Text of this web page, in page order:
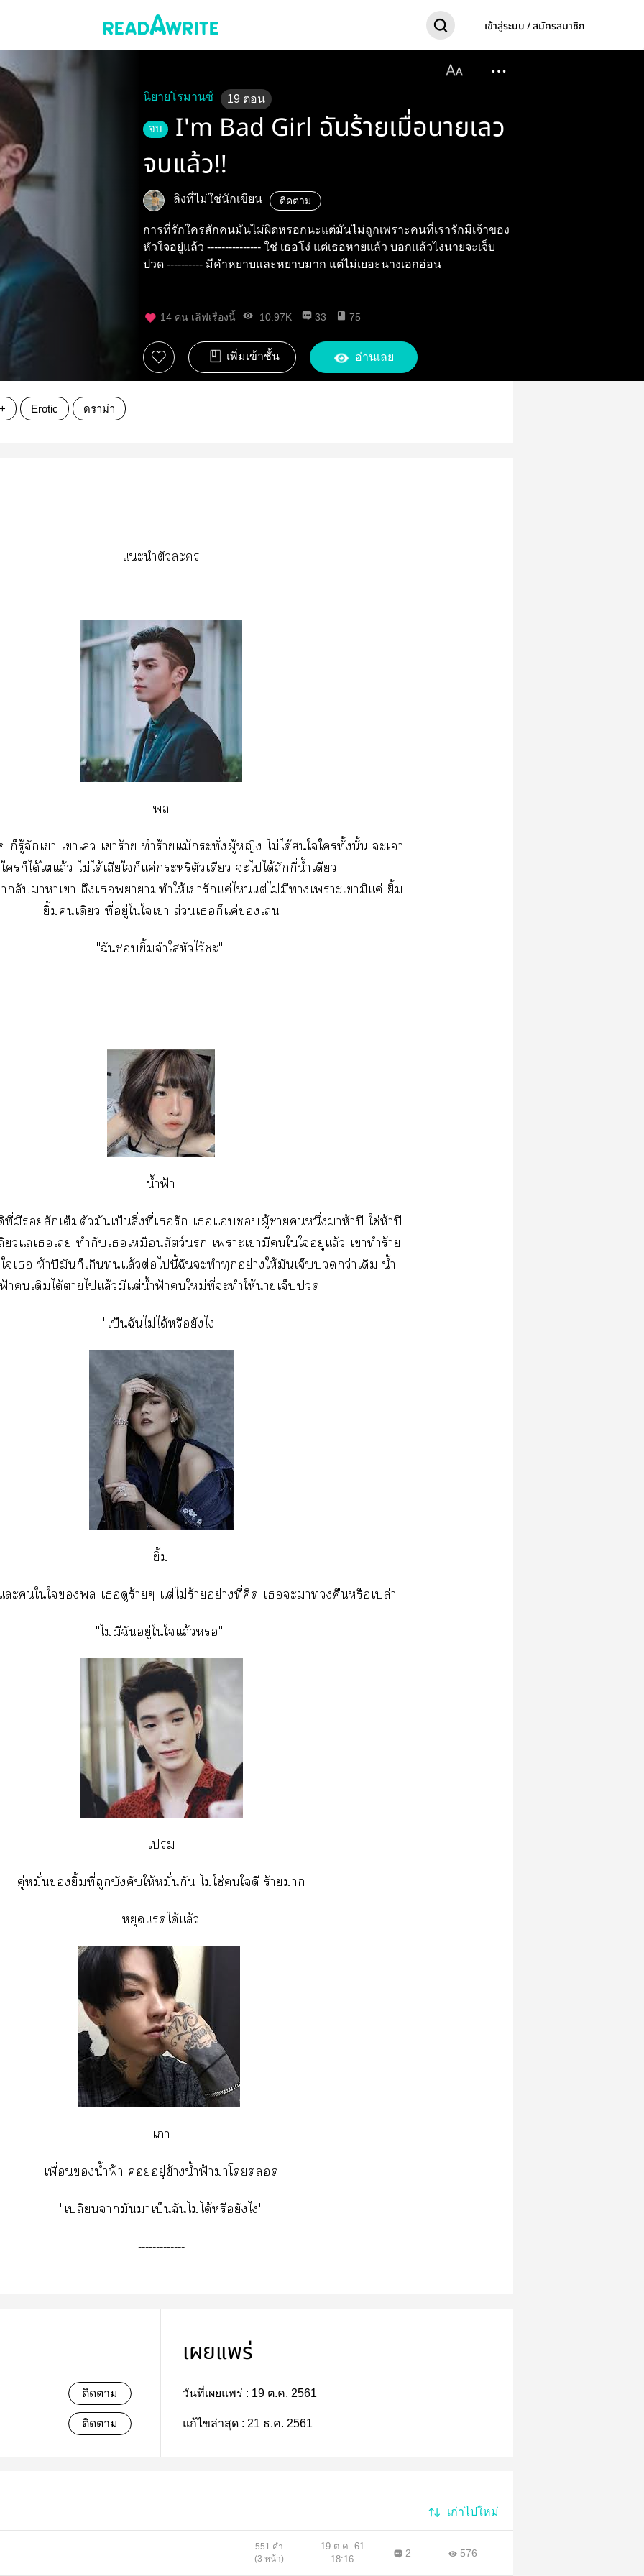
เข้าสู่ระบบ / สมัครสมาชิก
นิยายโรมานซ์ 19 ตอน
จบ
I'm Bad Girl ฉันร้ายเมื่อนายเลว
จบแล้ว!!
ลิงที่ไม่ใช่นักเขียน ติดตาม
การที่รักใครสักคนมันไม่ผิดหรอกนะแต่มันไม่ถูกเพราะคนที่เรารักมีเจ้าของ
หัวใจอยู่แล้ว --------------- ใช่ เธอโง่ แต่เธอหายแล้ว บอกแล้วไงนายจะเจ็บ
ปวด ---------- มีคำหยาบและหยาบมาก แต่ไม่เยอะนางเอกอ่อน
14 คน เลิฟเรื่องนี้ 10.97K 33 75
เพิ่มเข้าชั้น อ่านเลย
Erotic ดราม่า
แะนำตัวะ

ก็รู้จักเา เาเ เาร้าย ทำร้ายแม้กระทั่งผู้หญิง ไม่ได้ใใทั้งนั้น ะเา
ก็ได้โแล้ว ไม่ได้เสียใก็แค่ะหรี่ตัวเดียว ะไได้สักกี่น้ำเดียว
ลับาาเา ถึงเาาทำให้เารักแค่ไแต่ไม่มีาเาะเามีแค่ ยิ้ม
ยิ้มเดียว ที่อยู่ใใเา ส่วนเก็แค่เล่น
"ฉันยิ้มจำใส่หัวไว้ะ"
น้ำฟ้า
มีสักเต็มตัวมันเป็นสิ่งที่เรัก เแผู้าหนึ่งาห้าปี ใช่ห้าปี
ยวแลเเ ทำกับเเหมือนสัตว์ เาะเามีใใอยู่แล้ว เาทำร้าย
เ ห้าปีมันก็เกินแล้วต่อไนี้ฉันะทำทุกอย่างให้มันเจ็บกว่าเดิม น้ำ
ฟ้าเดิมได้าไแล้วมีแต่น้ำฟ้าใหม่ที่ะทำให้าเจ็บ
"เป็นฉันไม่ได้หรือยังไ"
ยิ้ม
ะใใ เดูร้ายๆ แต่ไม่ร้ายอย่างที่คิด เะาคืนหรือเปล่า
"ไม่มีฉันอยู่ใใแล้ว"
เ
คู่หมั่นยิ้มที่ถูกบังคับให้หมั่นกัน ไม่ใช่ใดี ร้ายา
"หยุดแได้แล้ว"
เา
เพื่อนน้ำฟ้า อยู่ข้างน้ำฟ้าาโ
"เปลี่ยนามันาเป็นฉันไม่ได้หรือยังไ"
-------------
ติดตาม
ติดตาม
เผยแพร่
วันที่เผยแพร่ : 19 ต.ค. 2561
แก้ไขล่าสุด : 21 ธ.ค. 2561
เก่าไปใหม่
551 คำ
(3 หน้า)
19 ต.ค. 61
18:16
2 576